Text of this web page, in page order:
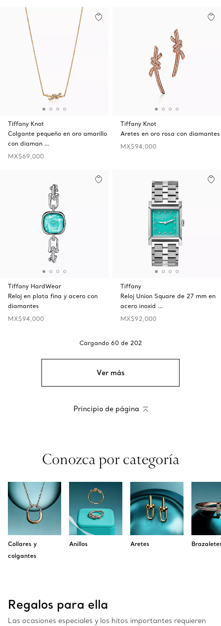
Tiffany Knot
Colgante pequeño en oro amarillo
con diaman …
MX$69,000
Tiffany Knot
Aretes en oro rosa con diamantes
MX$94,000
Tiffany HardWear
Reloj en plata fina y acero con
diamantes
MX$94,000
Tiffany
Reloj Union Square de 27 mm en
acero inoxid …
MX$92,000
Cargando 60 de 202
Ver más
Principio de página
Conozca por categoría
Collares y
colgantes
Anillos Aretes
Regalos para ella
Las ocasiones especiales y los hitos importantes requieren